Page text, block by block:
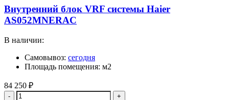
Внутренний блок VRF системы Haier
AS052MNERAC
В наличии:
Самовывоз: сегодня
Площадь помещения: м2
84 250 ₽
Quantity